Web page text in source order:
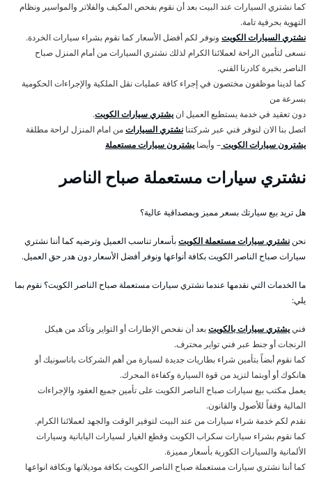
كما نشتري السيارات عند البيت بعد أن نقوم بفحص المكيف والفلاتر والمواسير ونظام
التهوية بحرفية تامة.
نشتري السيارات الكويت ونوفر لكم أفضل الأسعار كما نقوم بشراء سيارات الخردة.
نسعى لتأمين الراحة لعملائنا الكرام لذلك نشتري السيارات من أمام المنزل صباح
الناصر بخبرة كادرنا الفني.
كما لدينا موظفون مختصون في إجراء كافة عمليات نقل الملكية والإجراءات الحكومية
بسرعة من
دون تعقيد في خدمة يستطيع العميل ان يشتري سيارات الكويت.
اتصل بنا الان لنوفر فني عبر شركتنا نشتري السياراتمن امام المنزل لراحة مطلقة
يشترون سيارات الكويت– وأيضا يشترون سيارات مستعملة
نشتري سيارات مستعملة صباح الناصر
هل تريد بيع سيارتك بسعر مميز وبمصداقية عالية؟
نحننشتري سيارات مستعملة الكويتبأسعار تناسب العميل وترضيه كما أننا نشتري
سيارات صباح الناصر الكويت بكافة أنواعها ونوفر أفضل الأسعار دون هدر حق العميل.
ما الخدمات التي نقدمها عندما نشتري سيارات مستعملة صباح الناصر الكويت؟ نقوم بما
يلي:
فنييشتري سيارات بالكويتبعد أن نفحص الإطارات أو التواير وتأكد من هيكل
الرنجات أو جنط عبر فني تواير محترف.
كما نقوم أبضاً بتأمين شراء بطاريات جديدة لسيارة من أهم الشركات باناسونيك أو
هانكوك أو أوبتما لتزيد من قوة السيارة وكفاءة المحرك.
يعمل مكتب بيع سيارات صباح الناصر الكويت على تأمين جميع العقود والإجراءات
المالية وفقاً للأصول والقانون.
نقدم لكم خدمة شراء سيارات من عند البيت لتوفير الوقت والجهد لعملائنا الكرام.
كما نقوم بشراء سيارات سكراب الكويت وقطع الغيار لسيارات اليابانية وسيارات
الألمانية والسيارات الكورية بأسعار مميزة.
كما أننا نشتري سيارات مستعملة صباح الناصر الكويت بكافة موديلاتها وبكافة انواعها